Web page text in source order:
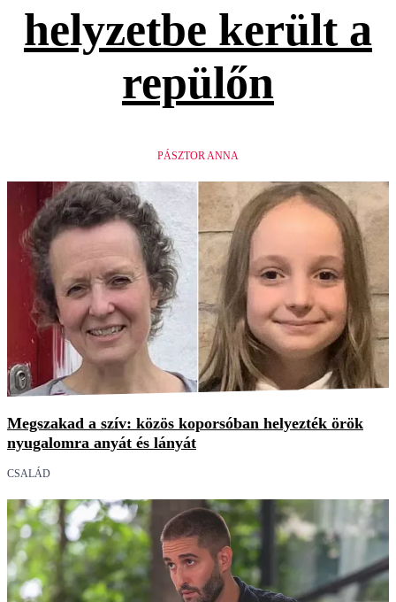
helyzetbe került a
repülőn
PÁSZTOR ANNA
Megszakad a szív: közös koporsóban helyezték örök
nyugalomra anyát és lányát
CSALÁD